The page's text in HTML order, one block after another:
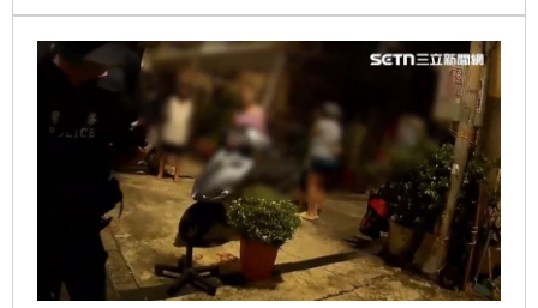
導，後續雙方不願提告，自行離去，所幸並未讓衝突進
一步擴大釀成肢體衝突。